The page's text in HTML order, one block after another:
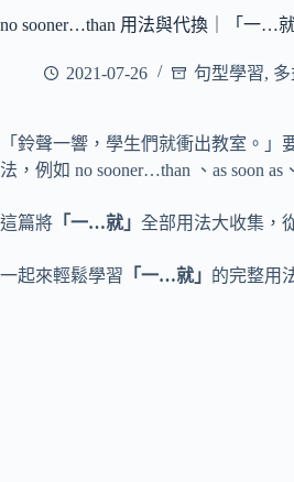
no sooner…than 用法與代換｜「一…
2021-07-26 句型學習,
「鈴聲一響，學生們就衝出教室。」
法，例如 no sooner…than 、as soon
這篇將 「一…就」 全部用法大收集，
一起來輕鬆學習 「一…就」 的完整用